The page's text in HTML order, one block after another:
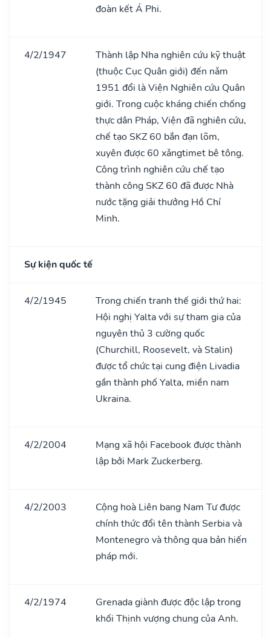
đoàn kết Á Phi.
4/2/1947
Thành lập Nha nghiên cứu kỹ thuật
(thuộc Cục Quân giới) đến nǎm
1951 đổi là Viện Nghiên cứu Quân
giới. Trong cuộc kháng chiến chống
thực dân Pháp, Viện đã nghiên cứu,
chế tạo SKZ 60 bắn đạn lõm,
xuyên được 60 xǎngtimet bê tông.
Công trình nghiên cứu chế tạo
thành công SKZ 60 đã được Nhà
nước tặng giải thưởng Hồ Chí
Minh.
Sự kiện quốc tế
4/2/1945
Trong chiến tranh thế giới thứ hai:
Hội nghị Yalta với sự tham gia của
nguyên thủ 3 cường quốc
(Churchill, Roosevelt, và Stalin)
được tổ chức tại cung điện Livadia
gần thành phố Yalta, miền nam
Ukraina.
4/2/2004
Mạng xã hội Facebook được thành
lập bởi Mark Zuckerberg.
4/2/2003
Cộng hoà Liên bang Nam Tư được
chính thức đổi tên thành Serbia và
Montenegro và thông qua bản hiến
pháp mới.
4/2/1974
Grenada giành được độc lập trong
khối Thịnh vượng chung của Anh.